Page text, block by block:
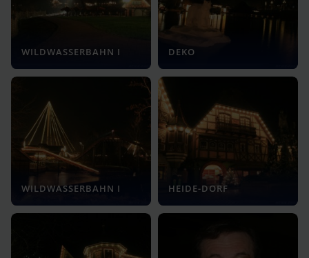
WILDWASSERBAHN I DEKO
WILDWASSERBAHN I HEIDE-DORF